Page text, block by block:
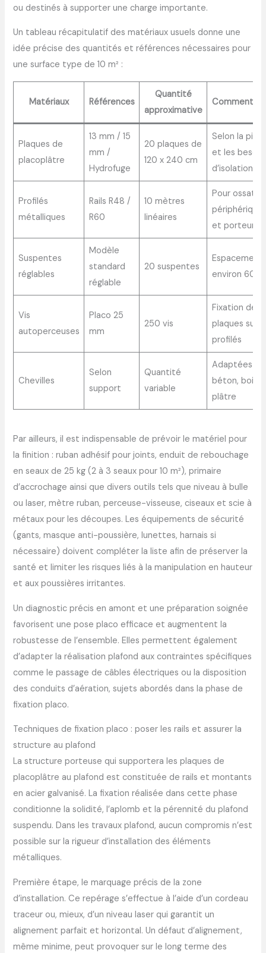
ou destinés à supporter une charge importante.
Un tableau récapitulatif des matériaux usuels donne une
idée précise des quantités et références nécessaires pour
une surface type de 10 m² :
Matériaux Références
Quantité
approximative
Plaques de
placoplâtre
13 mm / 15
mm /
Hydrofuge
20 plaques de
120 x 240 cm
Selon la
et les
d’isolation
Profilés
métalliques
Rails R48 /
R60
10 mètres
linéaires
Pour
périphérique
et porteurs
Suspentes
réglables
Modèle
standard
réglable
20 suspentes
Espacement
environ 60
Vis
autoperceuses
Placo 25
mm
250 vis
Fixation des
plaques sur
profilés
Chevilles
Selon
support
Quantité
variable
Adaptées à
béton, bois
plâtre
Par ailleurs, il est indispensable de prévoir le matériel pour
la finition : ruban adhésif pour joints, enduit de rebouchage
en seaux de 25 kg (2 à 3 seaux pour 10 m²), primaire
d’accrochage ainsi que divers outils tels que niveau à bulle
ou laser, mètre ruban, perceuse-visseuse, ciseaux et scie à
métaux pour les découpes. Les équipements de sécurité
(gants, masque anti-poussière, lunettes, harnais si
nécessaire) doivent compléter la liste afin de préserver la
santé et limiter les risques liés à la manipulation en hauteur
et aux poussières irritantes.
Un diagnostic précis en amont et une préparation soignée
favorisent une pose placo efficace et augmentent la
robustesse de l’ensemble. Elles permettent également
d’adapter la réalisation plafond aux contraintes spécifiques
comme le passage de câbles électriques ou la disposition
des conduits d’aération, sujets abordés dans la phase de
fixation placo.
Techniques de fixation placo : poser les rails et assurer la
structure au plafond
La structure porteuse qui supportera les plaques de
placoplâtre au plafond est constituée de rails et montants
en acier galvanisé. La fixation réalisée dans cette phase
conditionne la solidité, l’aplomb et la pérennité du plafond
suspendu. Dans les travaux plafond, aucun compromis n’est
possible sur la rigueur d’installation des éléments
métalliques.
Première étape, le marquage précis de la zone
d’installation. Ce repérage s’effectue à l’aide d’un cordeau
traceur ou, mieux, d’un niveau laser qui garantit un
alignement parfait et horizontal. Un défaut d’alignement,
même minime, peut provoquer sur le long terme des